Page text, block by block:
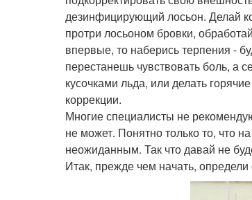
дезинфицирующий лосьон. Делай
протри лосьоном бровки,
впервые, то наберись терпения -
перестанешь чувствовать боль, а
кусочками льда, или делать
коррекции.
Многие специалисты не
не может. Понятно только то, что
неожиданным. Так что давай не
Итак, прежде чем начать,